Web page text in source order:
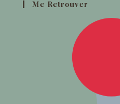
Me Retrouver